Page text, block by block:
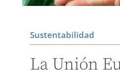
Sustentabilidad
La Unión